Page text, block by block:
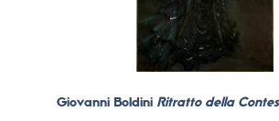
Giovanni Boldini Ritratto della